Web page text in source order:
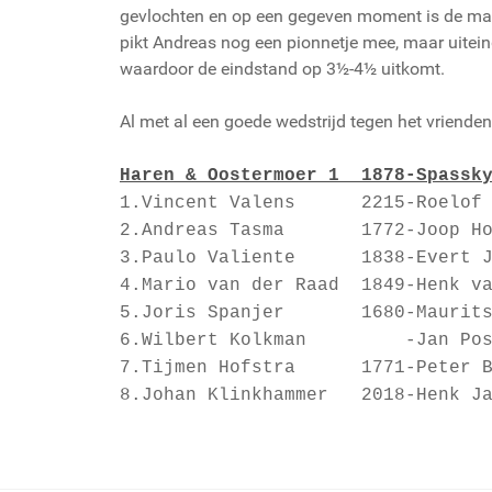
gevlochten en op een gegeven moment is de
pikt Andreas nog een pionnetje mee, maar
waardoor de eindstand op 3½-4½ uitkomt.
Al met al een goede wedstrijd tegen het
Haren & Oostermoer 1 1878-
1.Vincent Valens 2215-
2.Andreas Tasma 1772-
3.Paulo Valiente 1838-
4.Mario van der Raad 1849-
5.Joris Spanjer 1680-Maurits
6.Wilbert Kolkman -Jan
7.Tijmen Hofstra 1771-Peter
8.Johan Klinkhammer 2018-